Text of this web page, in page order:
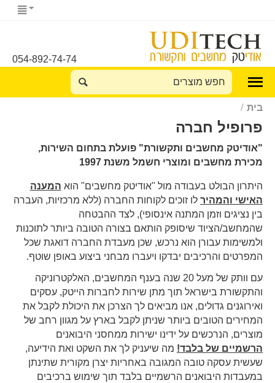
054-892-74-74
בית /
פרופיל חברה
"אודיטק מחשבים ותקשורת" פועלת בתחום השירות,
מכירת מחשבים ומוצרי חשמל משנת 1997
היתרון הבולט בעבודה מול "אודיטק מחשבים" הוא המענה
האישי והמהיר לו זוכים לקוחות החברה (ללא מרכזיות, העברה
בין נציגים וזמן המתנה אינסופי), לצד ההבטחה
שהמחשב/הציוד שיסופק הותאם בצורה הטובה ביותר לתוכנות
ולמשימות עבורן הוא נרכש, שכן מעבדת החברה דואגת שכל
המפרטים והרכיבים יבדקו ויעברו מבחני ביצוע באופן שוטף.
עם וותק של מעל 20 שנה בענף המחשבים, האלקטרוניקה
והתקשורת בישראל תוך מתן שירות לחברות הייטק, עסקים
ואירוגנים גדולים, אנו מביאים לך הצרכן את היכולת לקבל את
המחירים הטובים ביותר שניתן לקבל בארץ על מגוון רחב של
מוצרים, הנרכשים על ידינו ישירות ממחסני היבואנים
הרשמיים של בלבד! מה שיעניק לך את השקט ואת הידיעה,
שעשית עסקה טובה המגובה באחריות יצרן מקורית שתינתן
במעבדות היבואנים הרשמיים בלבד תוך שימוש ברכיבים